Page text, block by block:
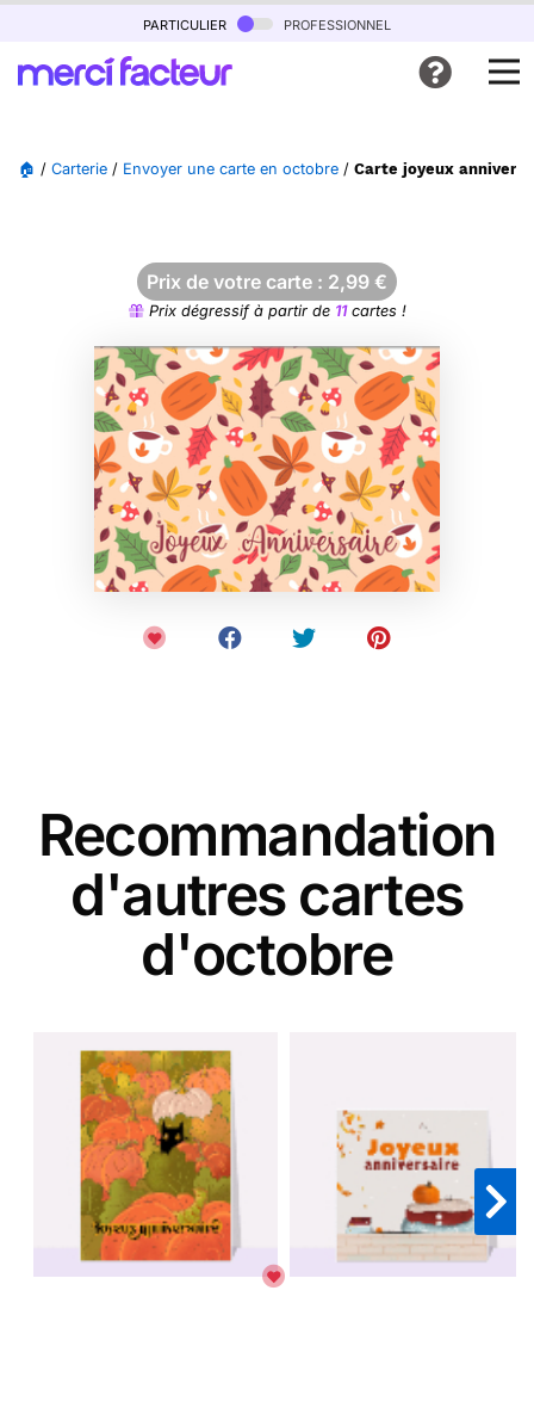
particulier professionnel
🏠 / Carterie / Envoyer une carte en octobre / Carte joyeux
Prix de votre carte : 2,99 €
Prix dégressif à partir de 11cartes !
Recommandation
d'autres cartes
d'octobre